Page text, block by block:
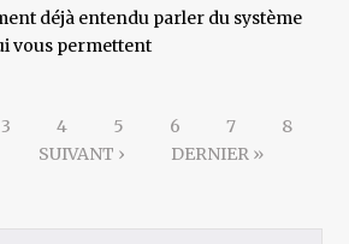
déjà entendu parler du système
vous permettent
3 4 5 6 7
8
SUIVANT › DERNIER »